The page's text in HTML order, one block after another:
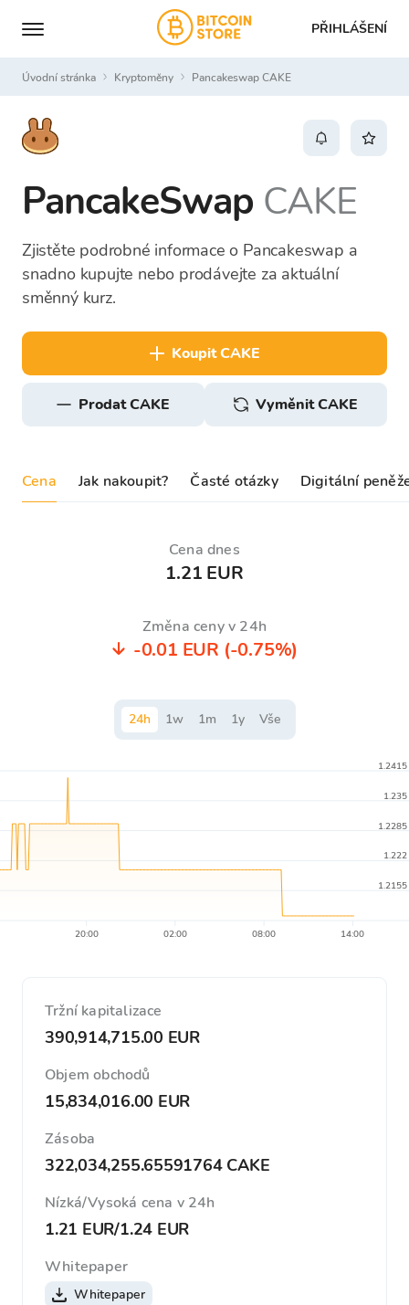
PŘIHLÁŠENÍ
Úvodní stránka Kryptoměny Pancakeswap CAKE
PancakeSwap CAKE
Zjistěte podrobné informace o Pancakeswap a
snadno kupujte nebo prodávejte za aktuální
směnný kurz.
koupit CAKE
prodat CAKE Vyměnit CAKE
Cena Jak nakoupit? Časté otázky Digitální
Cena dnes
1.21 EUR
Změna ceny v 24h
-0.01 EUR (-0.75%)
24h 1w 1m 1y Vše
20:00 02:00 08:00 14:00
1.2155
1.222
1.2285
1.235
1.2415
Tržní kapitalizace
390,914,715.00 EUR
Objem obchodů
15,834,016.00 EUR
Zásoba
322,034,255.65591764 CAKE
Nízká/Vysoká cena v 24h
1.21 EUR/1.24 EUR
Whitepaper
Whitepaper